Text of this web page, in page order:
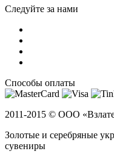
Следуйте за нами
Способы оплаты
2011-2015 © ООО
Золотые и серебряные
сувениры